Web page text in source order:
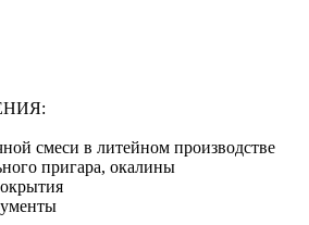
смеси в литейном производстве
пригара, окалины